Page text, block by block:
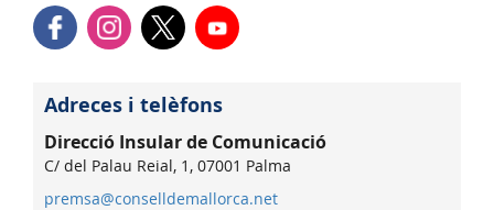
Adreces i telèfons
Direcció Insular de Comunicació
C/ del Palau Reial, 1, 07001 Palma
premsa@conselldemallorca.net